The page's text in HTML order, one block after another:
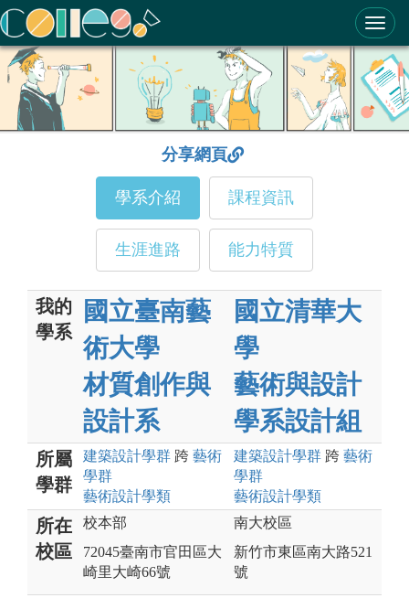
ColleGo! 大學選才與高中育才輔助系統
分享網頁
學系介紹 課程資訊
生涯進路 能力特質
我的
學系
國立臺南藝
術大學
材質創作與
設計系
國立清華大
學
藝術與設計
學系設計組
所屬
學群
建築設計學群 跨 藝術
學群
藝術設計學類
建築設計學群 跨 藝術
學群
藝術設計學類
所在
校區
校本部
72045臺南市官田區大
崎里大崎66號
南大校區
新竹市東區南大路521
號